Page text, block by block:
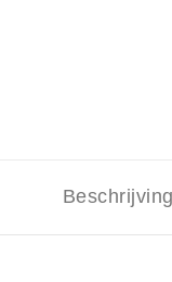
Beschrijving